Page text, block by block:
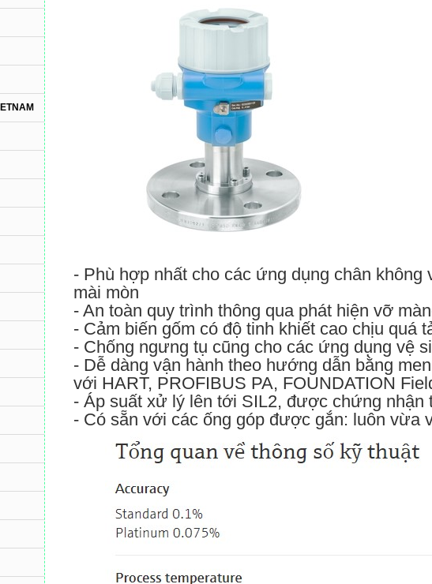
- Phù hợp nhất cho các ứng dụng chân
mài mòn
- An toàn quy trình thông qua phát hiện vỡ
- Cảm biến gốm có độ tinh khiết cao chịu quá
- Chống ngưng tụ cũng cho các ứng dụng vệ
- Dễ dàng vận hành theo hướng dẫn bằng
với HART, PROFIBUS PA, FOUNDATION
- Áp suất xử lý lên tới SIL2, được chứng nhận
- Có sẵn với các ống góp được gắn: luôn vừa